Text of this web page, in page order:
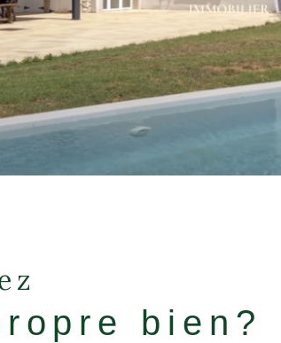
bien?